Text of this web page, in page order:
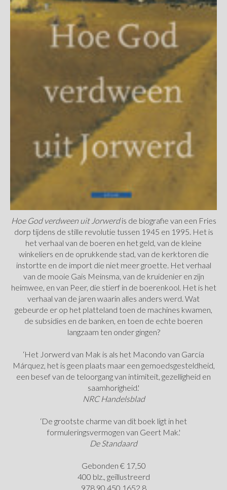
Hoe God verdween uit Jorwerdis de biografie van een Fries
dorp tijdens de stille revolutie tussen 1945 en 1995. Het is
het verhaal van de boeren en het geld, van de kleine
winkeliers en de oprukkende stad, van de kerktoren die
instortte en de import die niet meer groette. Het verhaal
van de mooie Gais Meinsma, van de kruidenier en zijn
heimwee, en van Peer, die stierf in de boerenkool. Het is het
verhaal van de jaren waarin alles anders werd. Wat
gebeurde er op het platteland toen de machines kwamen,
de subsidies en de banken, en toen de echte boeren
langzaam ten onder gingen?
‘Het Jorwerd van Mak is als het Macondo van García
Márquez, het is geen plaats maar een gemoedsgesteldheid,
een besef van de teloorgang van intimiteit, gezelligheid en
saamhorigheid.'
NRC Handelsblad
‘De grootste charme van dit boek ligt in het
formuleringsvermogen van Geert Mak.'
De Standaard
Gebonden € 17,50
400 blz., geïllustreerd
978 90 450 1652 8